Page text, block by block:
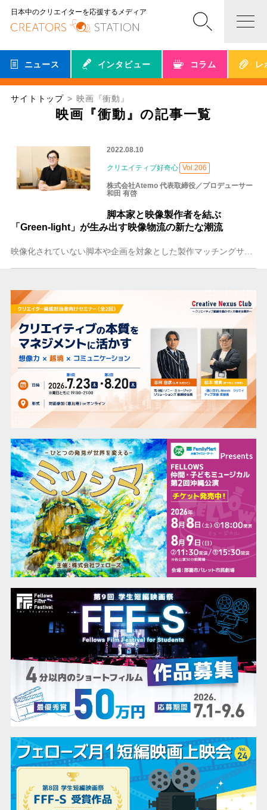
日本中のクリエイターを応援するメディア
ニュース インタビュー コラム レ
サイトトップ 映画『衝動』
映画『衝動』の記事一覧
2022.08.10
クリエイティブ好奇心 Vol.206
株式会社Atemo 代表取締役／プロデューサー
和田 有啓
脚本家と映像製作者を結ぶ
「Green-light」が生み出す映像物流の新たな潮流